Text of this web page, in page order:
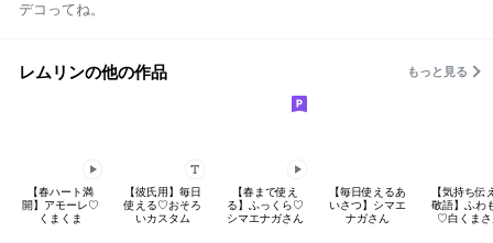
デコってね。
レムリンの他の作品 もっと見る
【春ハート満
開】アモーレ♡
くまくま
【彼氏用】毎日
使える♡おそろ
いカスタム
【春まで使え
る】ふっくら♡
シマエナガさん
【毎日使えるあ
いさつ】シマエ
ナガさん
【気持ち伝
敬語】ふわ
♡白くまさ